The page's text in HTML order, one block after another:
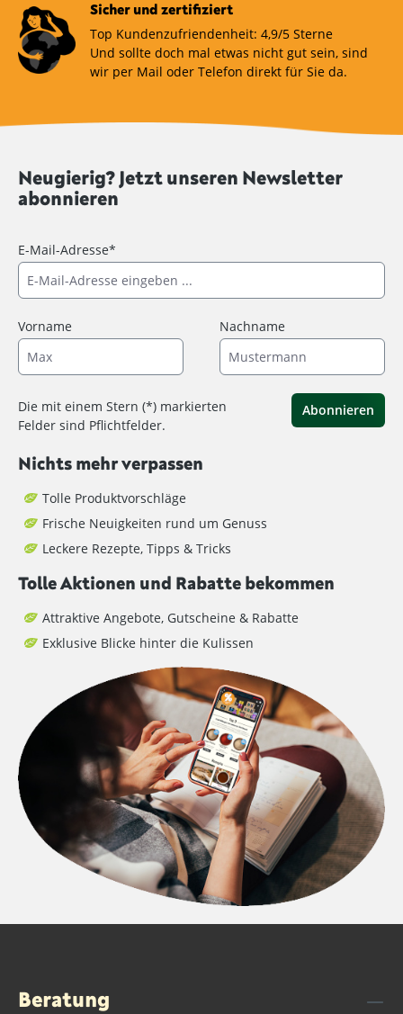
Sicher und zertifiziert
Top Kundenzufriendenheit: 4,9/5 Sterne
Und sollte doch mal etwas nicht gut sein, sind
wir per Mail oder Telefon direkt für Sie da.
Neugierig? Jetzt unseren Newsletter
abonnieren
E-Mail-Adresse*
Vorname Nachname
Die mit einem Stern (*) markierten
Felder sind Pflichtfelder.
Abonnieren
Nichts mehr verpassen
Tolle Produktvorschläge
Frische Neuigkeiten rund um Genuss
Leckere Rezepte, Tipps & Tricks
Tolle Aktionen und Rabatte bekommen
Attraktive Angebote, Gutscheine & Rabatte
Exklusive Blicke hinter die Kulissen
Beratung